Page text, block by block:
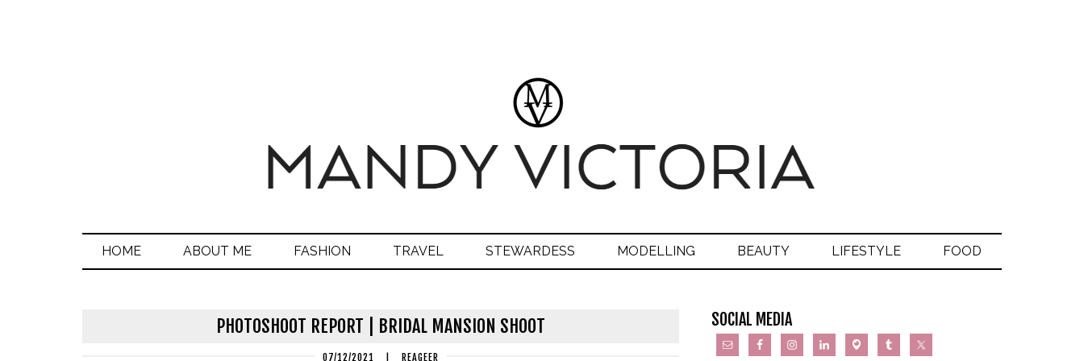
HOME ABOUT ME FASHION TRAVEL STEWARDESS MODELLING BEAUTY LIFESTYLE FOOD
PHOTOSHOOT REPORT | BRIDAL MANSION SHOOT
07/12/2021 REAGEER
SOCIAL MEDIA